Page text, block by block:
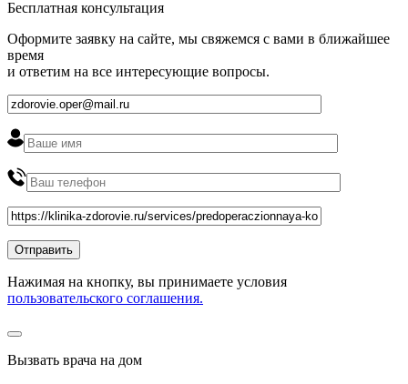
Бесплатная консультация
Оформите заявку на сайте, мы свяжемся с вами в ближайшее
время
и ответим на все интересующие вопросы.
Нажимая на кнопку, вы принимаете условия
пользовательского соглашения.
Вызвать врача на дом